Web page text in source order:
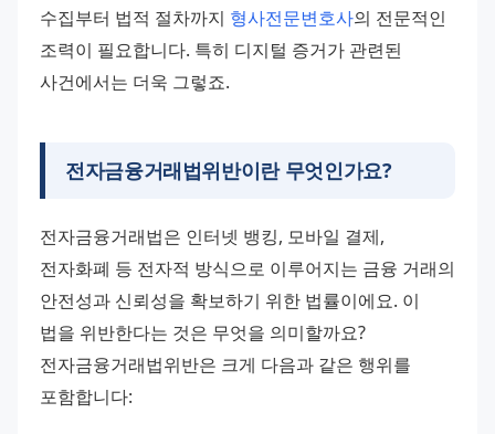
수집부터 법적 절차까지 형사전문변호사의 전문적인
조력이 필요합니다. 특히 디지털 증거가 관련된
사건에서는 더욱 그렇죠.
전자금융거래법위반이란 무엇인가요?
전자금융거래법은 인터넷 뱅킹, 모바일 결제,
전자화폐 등 전자적 방식으로 이루어지는 금융 거래의
안전성과 신뢰성을 확보하기 위한 법률이에요. 이
법을 위반한다는 것은 무엇을 의미할까요?
전자금융거래법위반은 크게 다음과 같은 행위를
포함합니다: